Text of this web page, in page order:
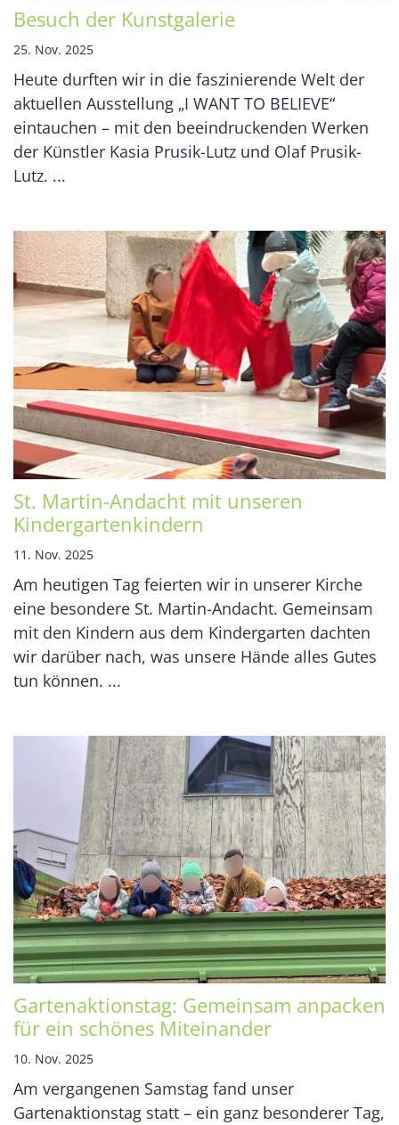
Besuch der Kunstgalerie
25. Nov. 2025
Heute durften wir in die faszinierende Welt der
aktuellen Ausstellung „I WANT TO BELIEVE“
eintauchen – mit den beeindruckenden Werken
der Künstler Kasia Prusik-Lutz und Olaf Prusik-
Lutz. ...
St. Martin-Andacht mit unseren
Kindergartenkindern
11. Nov. 2025
Am heutigen Tag feierten wir in unserer Kirche
eine besondere St. Martin-Andacht. Gemeinsam
mit den Kindern aus dem Kindergarten dachten
wir darüber nach, was unsere Hände alles Gutes
tun können. ...
Gartenaktionstag: Gemeinsam anpacken
für ein schönes Miteinander
10. Nov. 2025
Am vergangenen Samstag fand unser
Gartenaktionstag statt – ein ganz besonderer Tag,